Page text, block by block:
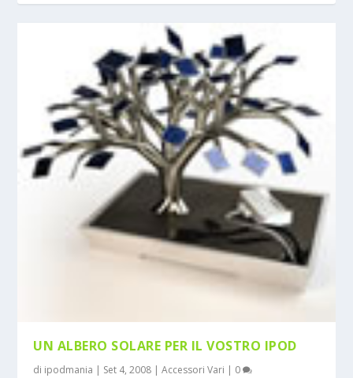
UN ALBERO SOLARE PER IL VOSTRO IPOD
di ipodmania | Set 4, 2008 |Accessori Vari | 0